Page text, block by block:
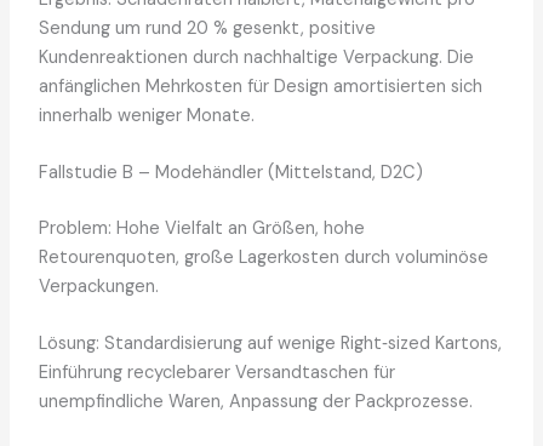
Sendung um rund 20 % gesenkt, positive
Kundenreaktionen durch nachhaltige Verpackung. Die
anfänglichen Mehrkosten für Design amortisierten sich
innerhalb weniger Monate.
Fallstudie B – Modehändler (Mittelstand, D2C)
Problem: Hohe Vielfalt an Größen, hohe
Retourenquoten, große Lagerkosten durch voluminöse
Verpackungen.
Lösung: Standardisierung auf wenige Right‑sized Kartons,
Einführung recyclebarer Versandtaschen für
unempfindliche Waren, Anpassung der Packprozesse.